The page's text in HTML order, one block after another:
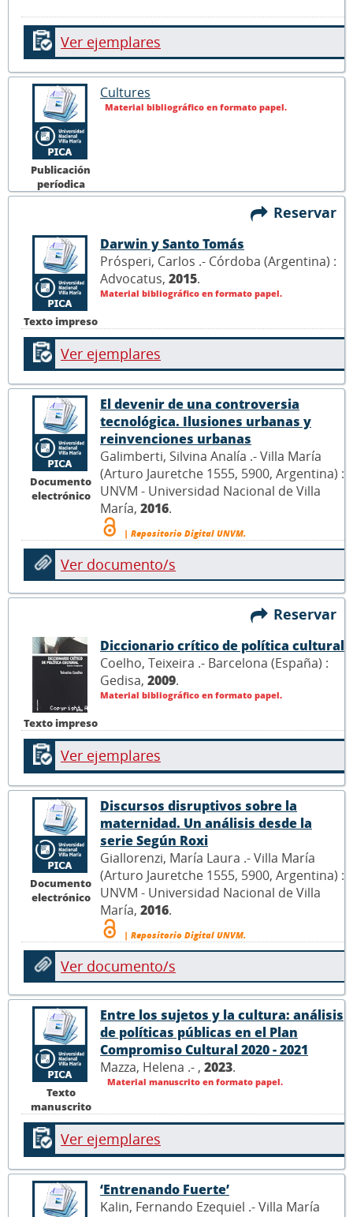
Ver ejemplares
Publicación
períodica
Cultures
Material bibliográfico en formato papel.
Reservar
Texto impreso
Darwin y Santo Tomás
Prósperi, Carlos .- Córdoba (Argentina) :
Advocatus, 2015.
Material bibliográfico en formato papel.
Ver ejemplares
Documento
electrónico
El devenir de una controversia
tecnológica. Ilusiones urbanas y
reinvenciones urbanas
Galimberti, Silvina Analía .- Villa María
(Arturo Jauretche 1555, 5900, Argentina) :
UNVM - Universidad Nacional de Villa
María, 2016.
| Repositorio Digital UNVM.
Ver documento/s
Reservar
Texto impreso
Diccionario crítico de política cultural
Coelho, Teixeira .- Barcelona (España) :
Gedisa, 2009.
Material bibliográfico en formato papel.
Ver ejemplares
Documento
electrónico
Discursos disruptivos sobre la
maternidad. Un análisis desde la
serie Según Roxi
Giallorenzi, María Laura .- Villa María
(Arturo Jauretche 1555, 5900, Argentina) :
UNVM - Universidad Nacional de Villa
María, 2016.
| Repositorio Digital UNVM.
Ver documento/s
Texto
manuscrito
Entre los sujetos y la cultura: análisis
de políticas públicas en el Plan
Compromiso Cultural 2020 - 2021
Mazza, Helena .- , 2023.
Material manuscrito en formato papel.
Ver ejemplares
‘Entrenando Fuerte’
Kalin, Fernando Ezequiel .- Villa María